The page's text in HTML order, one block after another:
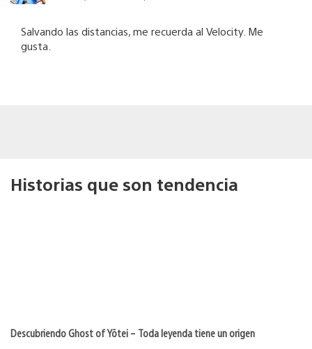
Salvando las distancias, me recuerda al Velocity. Me
gusta.
Historias que son tendencia
Descubriendo Ghost of Yōtei – Toda leyenda tiene un origen